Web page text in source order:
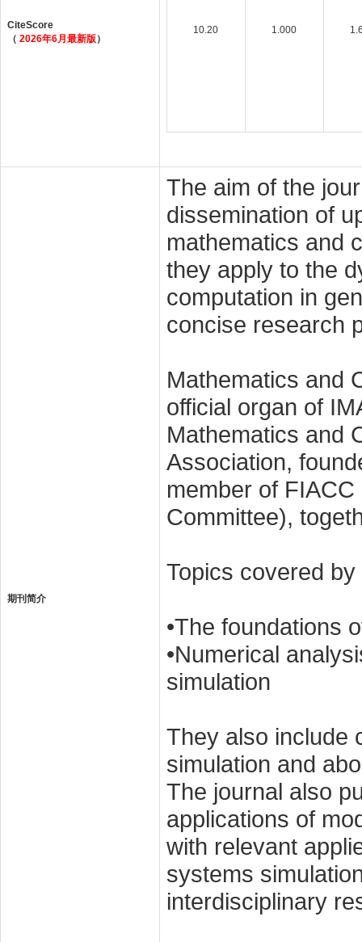
CiteScore
（ 2026年6月最新版）
10.20 1.000
期刊简介
The aim of the
dissemination of
mathematics and
they apply to the
computation in
concise research
Mathematics and
official organ of
Mathematics and
Association,
member of
Committee),
Topics covered
•The foundations
•Numerical
simulation
They also include
simulation and
The journal also
applications of
with relevant
systems
interdisciplinary